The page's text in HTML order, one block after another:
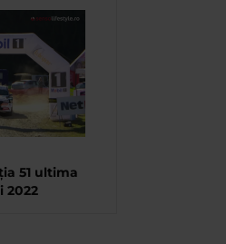
51 ultima
2022